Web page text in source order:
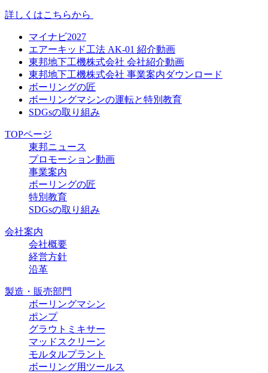
詳しくはこちらから
マイナビ2027
エアーキッド工法 AK-01 紹介動画
東邦地下工機株式会社 会社紹介動画
東邦地下工機株式会社 事業案内ダウンロード
ボーリングの匠
ボーリングマシンの運転と特別教育
SDGsの取り組み
TOPページ
東邦ニュース
プロモーション動画
事業案内
ボーリングの匠
特別教育
SDGsの取り組み
会社案内
会社概要
経営方針
沿革
製造・販売部門
ボーリングマシン
ポンプ
グラウトミキサー
マッドスクリーン
モルタルプラント
ボーリング用ツールス